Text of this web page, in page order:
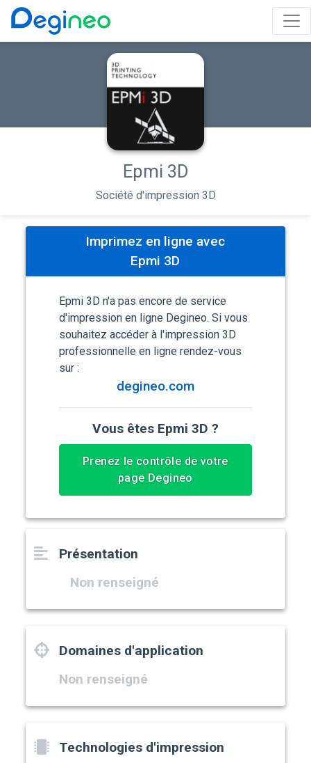
Epmi 3D
Société d'impression 3D
Présentation
Non renseigné
Domaines d'application
Non renseigné
Technologies d'impression
Imprimez en ligne avec
Epmi 3D
Epmi 3D n'a pas encore de service
d'impression en ligne Degineo. Si vous
souhaitez accéder à l'impression 3D
professionnelle en ligne rendez-vous
sur :
degineo.com
Vous êtes Epmi 3D ?
Prenez le contrôle de votre
page Degineo